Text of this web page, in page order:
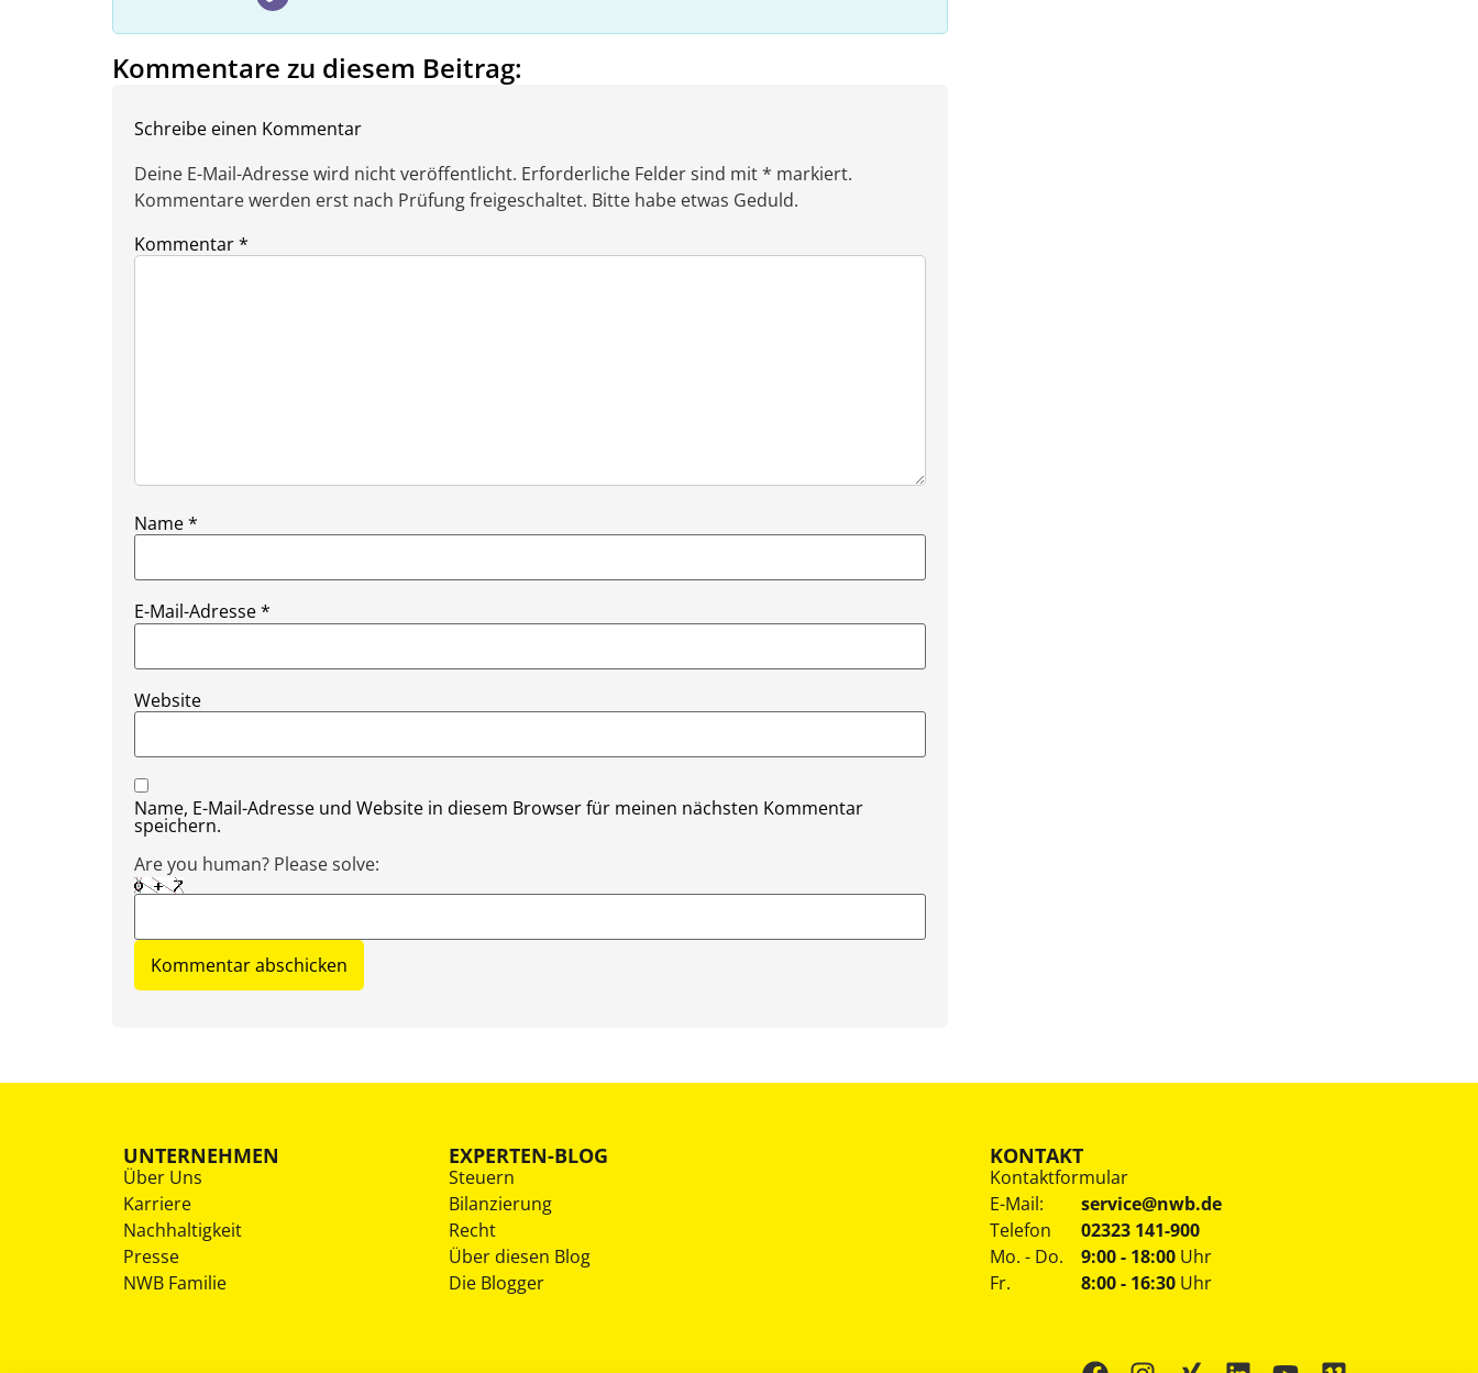
Kommentare zu diesem Beitrag:
Schreibe einen Kommentar
Deine E-Mail-Adresse wird nicht veröffentlicht. Erforderliche Felder sind mit * markiert.
Kommentare werden erst nach Prüfung freigeschaltet. Bitte habe etwas Geduld.
Kommentar*
Name*
E-Mail-Adresse*
Website
Name, E-Mail-Adresse und Website in diesem Browser für meinen nächsten Kommentar
speichern.
Are you human? Please solve:
UNTERNEHMEN
Über Uns
Karriere
Nachhaltigkeit
Presse
NWB Familie
EXPERTEN-BLOG
Steuern
Bilanzierung
Recht
Über diesen Blog
Die Blogger
KONTAKT
Kontaktformular
E-Mail:
service@nwb.de
Telefon
02323 141-900
Mo. - Do.
Fr.
9:00 - 18:00 Uhr
8:00 - 16:30 Uhr